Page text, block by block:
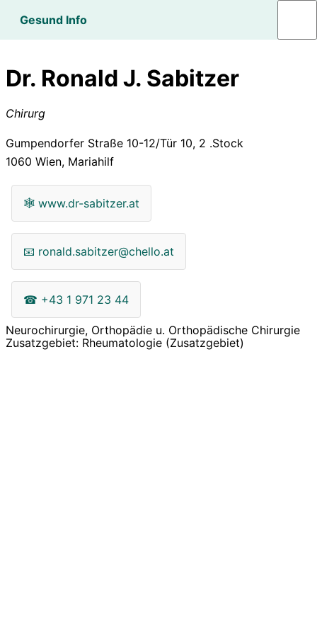
Gesund Info
Dr. Ronald J. Sabitzer
Chirurg
Gumpendorfer Straße 10-12/Tür 10, 2 .Stock
1060 Wien, Mariahilf
🕸 www.dr-sabitzer.at
📧 ronald.sabitzer@chello.at
☎ +43 1 971 23 44
Neurochirurgie, Orthopädie u. Orthopädische Chirurgie
Zusatzgebiet: Rheumatologie (Zusatzgebiet)